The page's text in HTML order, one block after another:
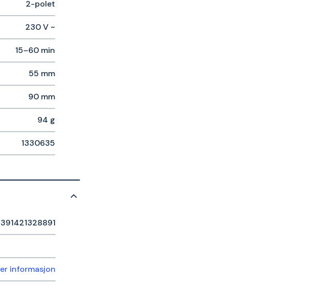
2-polet
230 V ~
15–60 min
55 mm
90 mm
94 g
1330635
informasjon